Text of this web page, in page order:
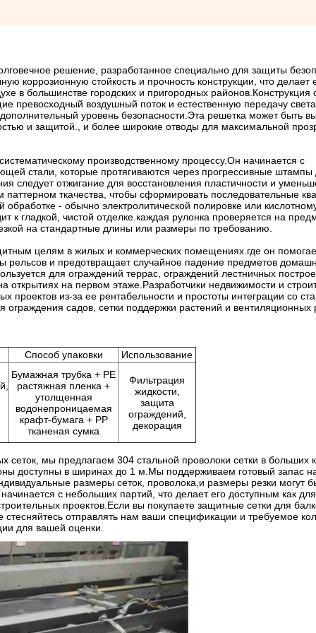
решение, разработанное специально для защиты
коррозионную стойкость и прочность конструкции, что делает
в большинстве городских и пригородных районов.Конструкция
превосходный воздушный поток и естественную передачу
уровень безопасности.Эта решетка может быть
и защитой., и более широкие отводы для максимальной
производственному процессу.Он начинается с
стали, которые протягиваются через прогрессивные
следует отжигание для восстановления пластичности и
ткачества, чтобы сформировать последовательные
обработке - обычно электролитической полировке или
к гладкой, чистой отделке.каждая рулонка проверяется на
на стандартные длины или размеры по требованию.
целям в жилых и коммерческих помещениях.где он
рельсов и предотвращает случайное падение предметов
для ограждений террас, ограждений лестничных
открытиях на первом этаже.Разработчики недвижимости и
проектов из-за ее рентабельности и простоты интеграции со
садов, сетки поддержки растений и вентиляционных
Способ упаковки Использование
Бумажная трубка + PE
растяжная пленка +
утолщенная
водонепроницаемая
крафт-бумага + PP
тканеная сумка
Фильтрация
жидкости,
защита
ограждений,
декорация
мы предлагаем 304 стальной проволоки сетки в больших
доступны в ширинах до 1 м.Мы поддерживаем готовый запас
размеры сеток, проволока,и размеры резки могут
с небольших партий, что делает его доступным как для
проектов.Если вы покупаете защитные сетки для
стесняйтесь отправлять нам ваши спецификации и требуемое
для вашей оценки.